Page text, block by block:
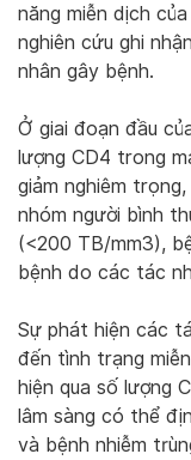
năng miễn dịch
nghiên cứu ghi
nhân gây bệnh.
Ở giai đoạn đầu
lượng CD4 trong
giảm nghiêm
nhóm người bình
(<200 TB/mm3),
bệnh do các tác
Sự phát hiện các
đến tình trạng
hiện qua số lượng
lâm sàng có thể
và bệnh nhiễm